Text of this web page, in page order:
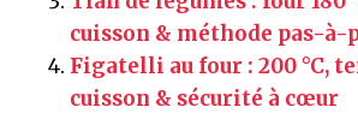
cuisson & méthode pas-à-
Figatelli au four : 200 °C,
cuisson & sécurité à cœur